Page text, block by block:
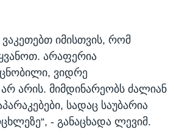
იმისთვის, რომ
არაფერია
ვიდრე
არის. მიმდინარეობს ძალიან
სადაც საუბარია
- განაცხადა ლევიმ.